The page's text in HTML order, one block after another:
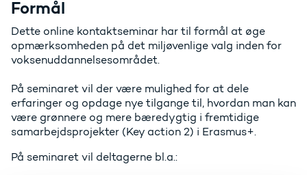
Formål
Dette online kontaktseminar har til formål at øge
opmærksomheden på det miljøvenlige valg inden for
voksenuddannelsesområdet.
På seminaret vil der være mulighed for at dele
erfaringer og opdage nye tilgange til, hvordan man kan
være grønnere og mere bæredygtig i fremtidige
samarbejdsprojekter (Key action 2) i Erasmus+.
På seminaret vil deltagerne bl.a.: